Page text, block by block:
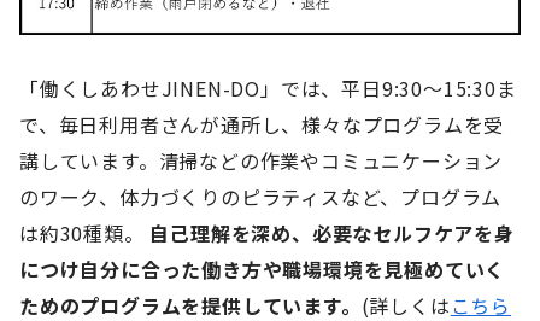
「働くしあわせJINEN-DO」では、平日9:30～15:30ま
で、毎日利用者さんが通所し、様々なプログラムを受
講しています。清掃などの作業やコミュニケーション
のワーク、体力づくりのピラティスなど、プログラム
は約30種類。 自己理解を深め、必要なセルフケアを身
につけ自分に合った働き方や職場環境を見極めていく
ためのプログラムを提供しています。 (詳しくはこちら